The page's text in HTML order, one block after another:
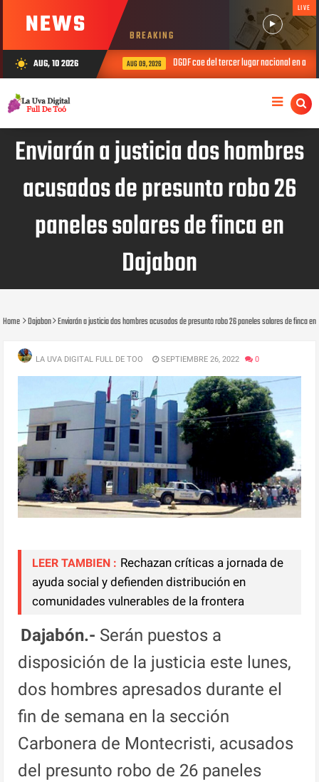
NEWS BREAKING
LIVE
wb_sunny AUG, 10 2026 AUG 09, 2026 DGDF cae del tercer lugar nacional en
Enviarán a justicia dos hombres
acusados de presunto robo 26
paneles solares de finca en
Dajabon
Home Dajabon Enviarán a justicia dos hombres acusados de presunto robo 26 paneles solares de finca en
LA UVA DIGITAL FULL DE TOO SEPTIEMBRE 26, 2022 0
LEER TAMBIEN : Rechazan críticas a jornada de
ayuda social y defienden distribución en
comunidades vulnerables de la frontera
Dajabón.- Serán puestos a
disposición de la justicia este lunes,
dos hombres apresados durante el
fin de semana en la sección
Carbonera de Montecristi, acusados
del presunto robo de 26 paneles